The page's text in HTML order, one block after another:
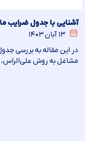
آشنایی با جدول ضرایب
۱۳ آبان ۱۴۰۳
مشاغل به روش علی‌الراس،